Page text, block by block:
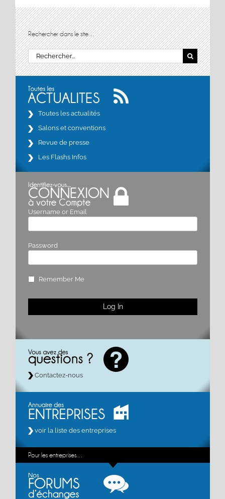
Rechercher dans le site…
Rechercher:
Toutes les actualités
Salons et conventions
Revue de presse
Les Flashs Infos
Username or Email
Password
Remember Me
Contactez-nous
voir la liste des entreprises
Pour les entreprises…